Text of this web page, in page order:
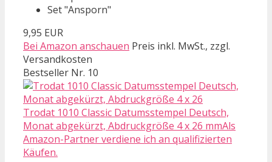
Set "Ansporn"
9,95 EUR
Bei Amazon anschauen Preis inkl. MwSt., zzgl.
Versandkosten
Bestseller Nr. 10
Trodat 1010 Classic Datumsstempel Deutsch,
Monat abgekürzt, Abdruckgröße 4 x 26 mmAls
Amazon-Partner verdiene ich an qualifizierten
Käufen.